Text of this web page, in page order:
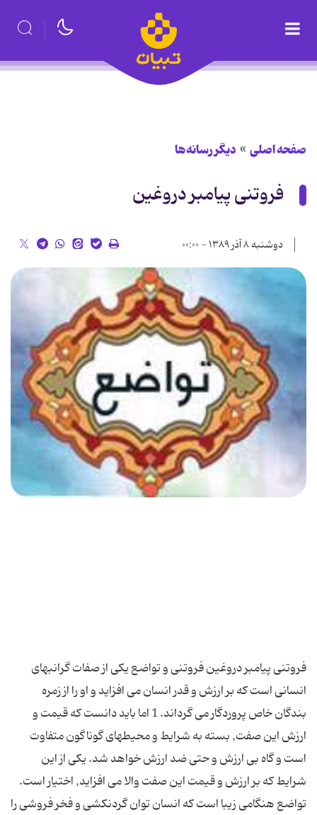
صفحه اصلی دیگر رسانه‌ها
فروتنی پیامبر دروغین
دوشنبه ۸ آذر ۱۳۸۹ - ۰۰:۰۰
فروتنی پیامبر دروغین فروتنی و تواضع یکی از صفات گرانبهای
انسانی است که بر ارزش و قدر انسان می افزاید و او را از زمره
بندگان خاص پروردگار می گرداند. 1 اما باید دانست که قیمت و
ارزش این صفت, بسته به شرایط و محیطهای گوناگون متفاوت
است و گاه بی ارزش و حتی ضد ارزش خواهد شد. یکی از این
شرایط که بر ارزش و قیمت این صفت والا می افزاید, اختیار است.
تواضع هنگامی زیبا است که انسان توان گردنکشی و فخر فروشی را